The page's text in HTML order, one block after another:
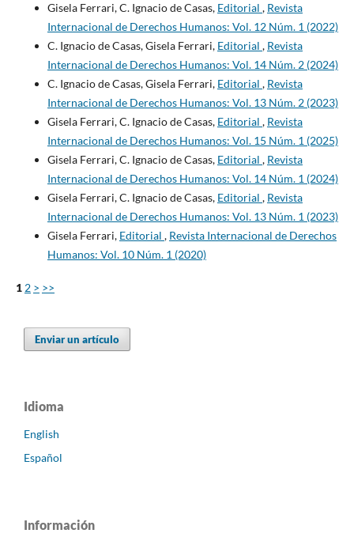
Gisela Ferrari, C. Ignacio de Casas, Editorial , Revista
Internacional de Derechos Humanos: Vol. 12 Núm. 1 (2022)
C. Ignacio de Casas, Gisela Ferrari, Editorial , Revista
Internacional de Derechos Humanos: Vol. 14 Núm. 2 (2024)
C. Ignacio de Casas, Gisela Ferrari, Editorial , Revista
Internacional de Derechos Humanos: Vol. 13 Núm. 2 (2023)
Gisela Ferrari, C. Ignacio de Casas, Editorial , Revista
Internacional de Derechos Humanos: Vol. 15 Núm. 1 (2025)
Gisela Ferrari, C. Ignacio de Casas, Editorial , Revista
Internacional de Derechos Humanos: Vol. 14 Núm. 1 (2024)
Gisela Ferrari, C. Ignacio de Casas, Editorial , Revista
Internacional de Derechos Humanos: Vol. 13 Núm. 1 (2023)
Gisela Ferrari, Editorial , Revista Internacional de Derechos
Humanos: Vol. 10 Núm. 1 (2020)
1 2 > >>
Enviar un artículo
Idioma
English
Español
Información